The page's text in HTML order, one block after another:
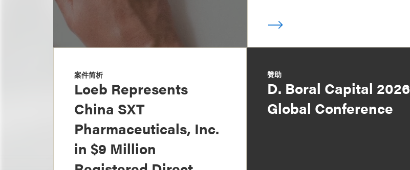
案件简析
Loeb Represents
China SXT
Pharmaceuticals, Inc.
in $9 Million
赞助
D. Boral Capital 2026
Global Conference